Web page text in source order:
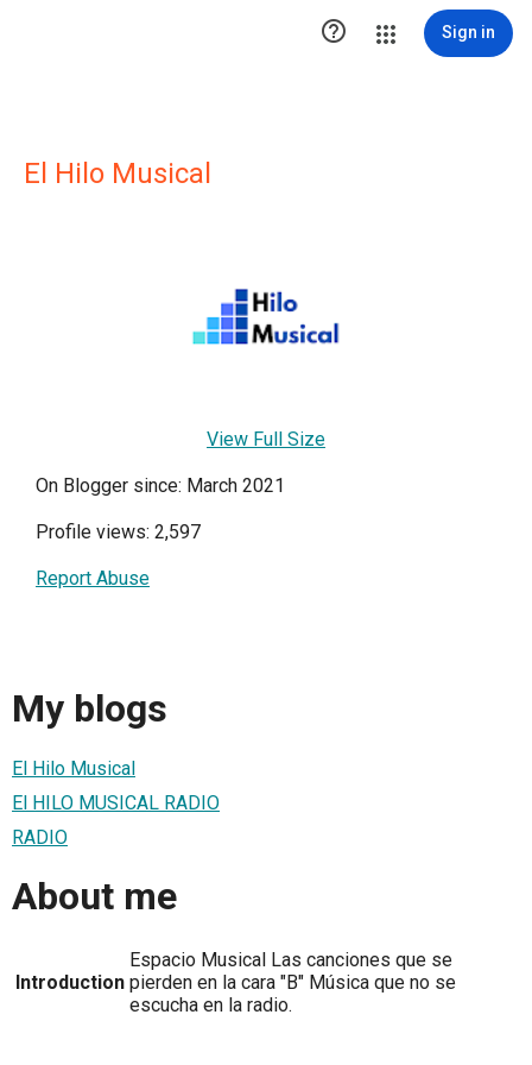
 Sign in
El Hilo Musical
View Full Size
On Blogger since: March 2021
Profile views: 2,597
Report Abuse
My blogs
El Hilo Musical
El HILO MUSICAL RADIO
RADIO
About me
Introduction
Espacio Musical Las canciones que se
pierden en la cara "B" Música que no se
escucha en la radio.